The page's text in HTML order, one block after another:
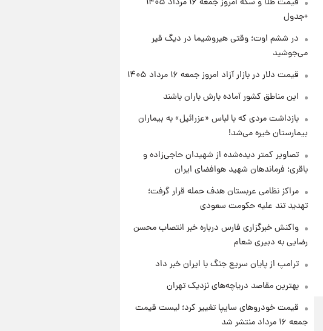
+جدول
در ششم اوت؛ وقتی هیروشیما در دیگ قیر
می‌جوشید
قیمت دلار در بازار آزاد امروز جمعه ۱۶ مرداد ۱۴۰۵
این مناطق کشور آماده بارش باران باشند
بازداشت مردی که با لباس «عزرائیل» به بیماران
بیمارستان خیره می‌شد!
تصاویر کمتر دیده‌شده از شهیدان حاجی‌زاده و
باقری؛ فرماندهان شهید هوافضای ایران
مراکز نظامی عربستان هدف حمله قرار گرفت؛
تهدید تند علیه حکومت سعودی
واکنش خبرگزاری فارس درباره خبر انتصاب محسن
رضایی به دبیری شعام
ترامپ از پایان سریع جنگ با ایران خبر داد
بهترین مقاصد دریاچه‌های نزدیک تهران
قیمت خودروهای سایپا تغییر کرد؛ لیست قیمت
جمعه ۱۶ مرداد منتشر شد